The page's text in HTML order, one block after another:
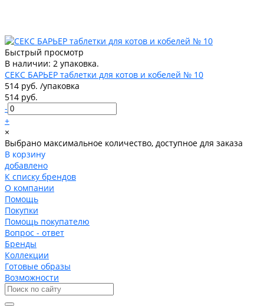
Быстрый просмотр
В наличии: 2 упаковка.
СЕКС БАРЬЕР таблетки для котов и кобелей № 10
514 руб. /упаковка
514 руб.
-
+
×
Выбрано максимальное количество, доступное для заказа
В корзину
добавлено
К списку брендов
О компании
Помощь
Покупки
Помощь покупателю
Вопрос - ответ
Бренды
Коллекции
Готовые образы
Возможности